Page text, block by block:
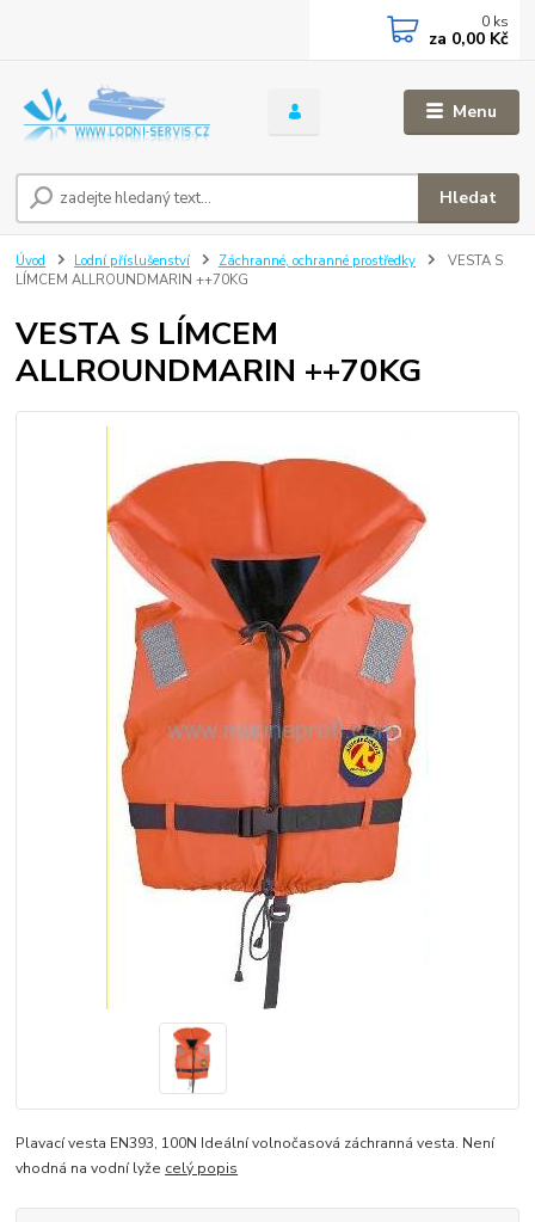
Menu
Hledat
0 ks
za 0,00 Kč
Úvod Lodní příslušenství Záchranné, ochranné prostředky
VESTA S
LÍMCEM ALLROUNDMARIN ++70KG
VESTA S LÍMCEM
ALLROUNDMARIN ++70KG
Plavací vesta EN393, 100N Ideální volnočasová záchranná vesta. Není
vhodná na vodní lyže celý popis